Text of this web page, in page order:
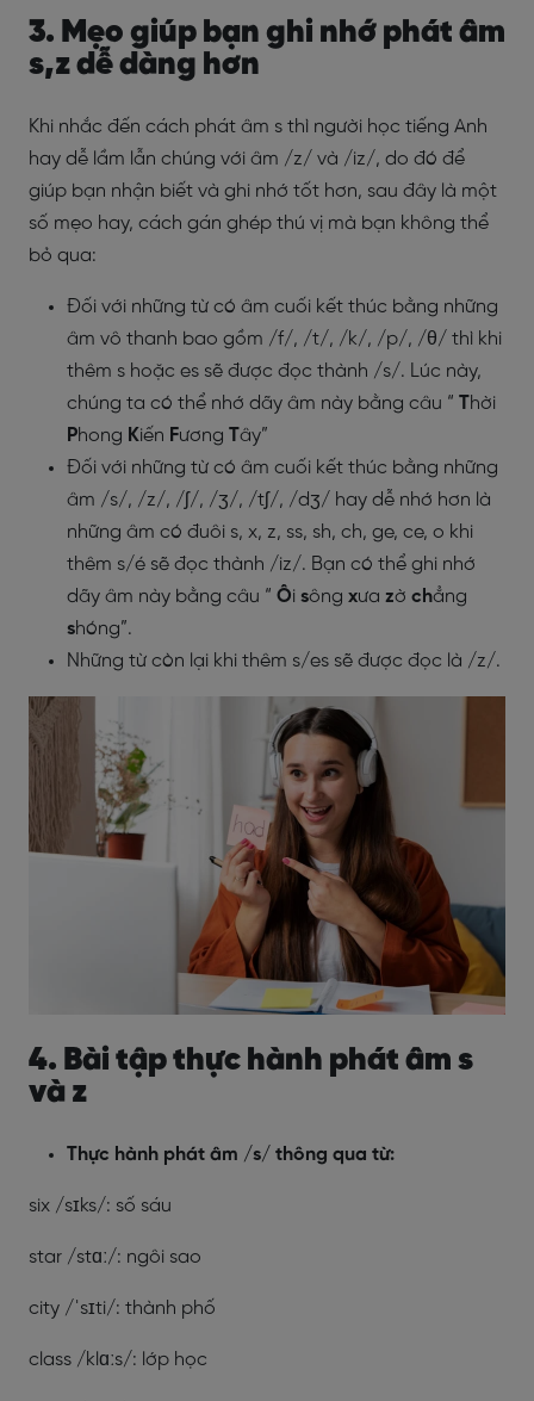
3. Mẹo giúp bạn ghi nhớ phát âm
s,z dễ dàng hơn
Khi nhắc đến cách phát âm s thì người học tiếng Anh
hay dễ lầm lẫn chúng với âm /z/ và /iz/, do đó để
giúp bạn nhận biết và ghi nhớ tốt hơn, sau đây là một
số mẹo hay, cách gán ghép thú vị mà bạn không thể
bỏ qua:
Đối với những từ có âm cuối kết thúc bằng những
âm vô thanh bao gồm /f/, /t/, /k/, /p/, /θ/ thì khi
thêm s hoặc es sẽ được đọc thành /s/. Lúc này,
chúng ta có thể nhớ dãy âm này bằng câu “ Thời
Phong Kiến Fương Tây”
Đối với những từ có âm cuối kết thúc bằng những
âm /s/, /z/, /ʃ/, /ʒ/, /tʃ/, /dʒ/ hay dễ nhớ hơn là
những âm có đuôi s, x, z, ss, sh, ch, ge, ce, o khi
thêm s/é sẽ đọc thành /iz/. Bạn có thể ghi nhớ
dãy âm này bằng câu “ Ôi sông xưa zờ chẳng
shóng”.
Những từ còn lại khi thêm s/es sẽ được đọc là /z/.
4. Bài tập thực hành phát âm s
và z
Thực hành phát âm /s/ thông qua từ:
six /sɪks/: số sáu
star /stɑː/: ngôi sao
city /ˈsɪti/: thành phố
class /klɑːs/: lớp học